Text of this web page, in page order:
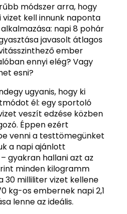
módszer arra, hogy
vizet kell innunk naponta
napi 8 pohár
javasolt átlagos
ember
ennyi elég? Vagy
esni?
ugyanis, hogy ki
él: egy sportoló
veszít edzése közben
Éppen ezért
venni a testtömegünket
a napi ajánlott
gyakran hallani azt az
minden kilogramm
30 milliliter vizet kellene
kg-os embernek napi 2,1
lenne az ideális.